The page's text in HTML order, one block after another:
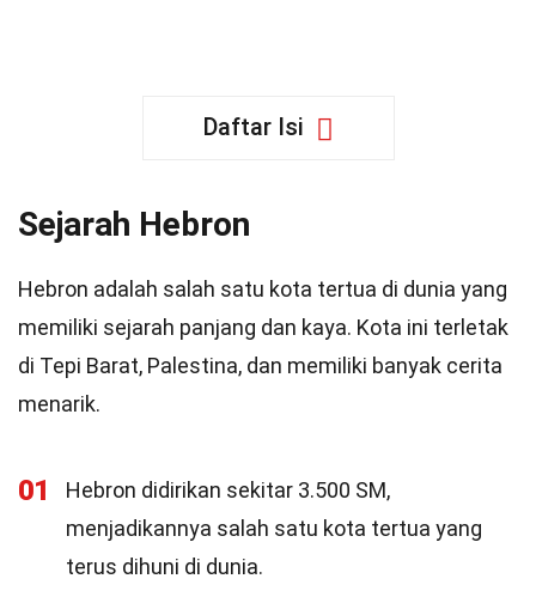
Daftar Isi
Sejarah Hebron
Hebron adalah salah satu kota tertua di dunia yang
memiliki sejarah panjang dan kaya. Kota ini terletak
di Tepi Barat, Palestina, dan memiliki banyak cerita
menarik.
01
Hebron didirikan sekitar 3.500 SM,
menjadikannya salah satu kota tertua yang
terus dihuni di dunia.